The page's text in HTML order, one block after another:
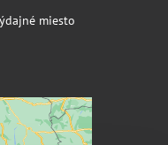
miesto